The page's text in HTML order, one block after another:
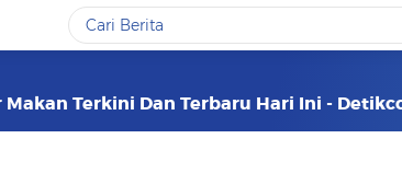
Terkini Dan Terbaru Hari Ini -